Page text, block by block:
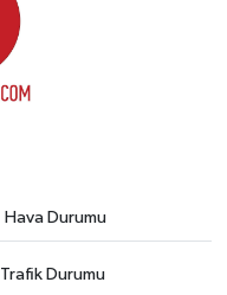
Hava Durumu
Trafik Durumu